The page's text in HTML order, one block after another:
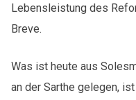
Lebensleistung des
Breve.
Was ist heute aus
an der Sarthe gelegen,